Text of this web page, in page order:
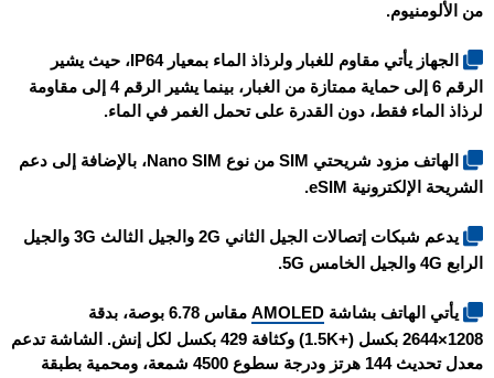
من الألومنيوم.
الجهاز يأتي مقاوم للغبار ولرذاذ الماء بمعيار IP64، حيث يشير
الرقم 6 إلى حماية ممتازة من الغبار، بينما يشير الرقم 4 إلى مقاومة
لرذاذ الماء فقط، دون القدرة على تحمل الغمر في الماء.
الهاتف مزود شريحتي SIM من نوع Nano SIM، بالإضافة إلى دعم
الشريحة الإلكترونية eSIM.
يدعم شبكات إتصالات الجيل الثاني 2G والجيل الثالث 3G والجيل
الرابع 4G والجيل الخامس 5G.
يأتي الهاتف بشاشة AMOLED
مقاس 6.78 بوصة، بدقة
1208×2644 بكسل (+1.5K) وكثافة 429 بكسل لكل إنش. الشاشة تدعم
معدل تحديث 144 هرتز ودرجة سطوع 4500 شمعة، ومحمية بطبقة